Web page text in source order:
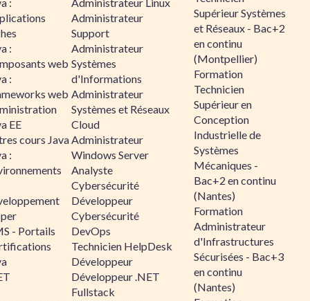
:
web
:
web
EE
cours Java
:
- Portails
Administrateur
Support
Administrateur
Systèmes
d'Informations
Administrateur
Systèmes et Réseaux
Cloud
Administrateur
Windows Server
Analyste
Cybersécurité
Développeur
Cybersécurité
DevOps
Technicien HelpDesk
Développeur
Développeur .NET
Fullstack
Supérieur Systèmes
et Réseaux - Bac+2
en continu
(Montpellier)
Formation
Technicien
Supérieur en
Conception
Industrielle de
Systèmes
Mécaniques -
Bac+2 en continu
(Nantes)
Formation
Administrateur
d'Infrastructures
Sécurisées - Bac+3
en continu
(Nantes)